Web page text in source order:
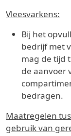
Vleesvarkens:
Bij het
bedrijf met
mag de tijd
de aanvoer
bedragen.
Maatregelen
gebruik van